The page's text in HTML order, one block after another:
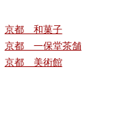
京都 和菓子
京都 一保堂茶舗
京都 美術館